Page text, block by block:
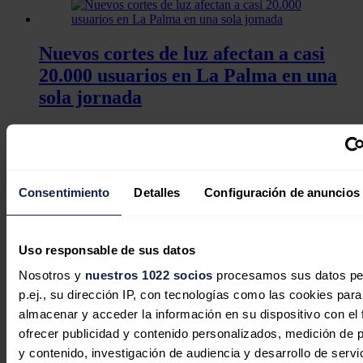
Consentimiento Detalles Configuración de anuncios
Uso responsable de sus datos
Nosotros y nuestros 1022 socios procesamos sus datos
p.ej., su dirección IP, con tecnologías como las cookies para
almacenar y acceder la información en su dispositivo con el
ofrecer publicidad y contenido personalizados, medición de
y contenido, investigación de audiencia y desarrollo de
Nuevos cortes de luz afectan a casi
20.000 usuarios en La Palma en una
sola jornada
La Palma ha contabilizado desde mayo hasta seis incidencias en
Las causas van desde averías técnicas hasta
Noticias relacionadas
El interés por las baterías industriales
se dispara un 75% en España tras el
impacto económico del gran apagón
Redacción04/08/2026